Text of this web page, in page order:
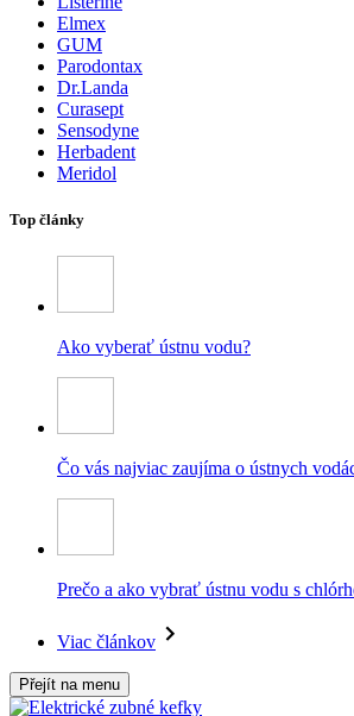
Elmex
GUM
Parodontax
Dr.Landa
Curasept
Sensodyne
Herbadent
Meridol
Top články
Ako vyberať ústnu vodu?
Čo vás najviac zaujíma o ústnych
Prečo a ako vybrať ústnu vodu s
Viac článkov
Přejít na menu